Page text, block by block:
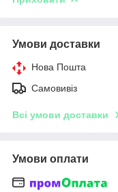
Умови доставки
Нова Пошта
Самовивіз
Всі умови доставки
Умови оплати